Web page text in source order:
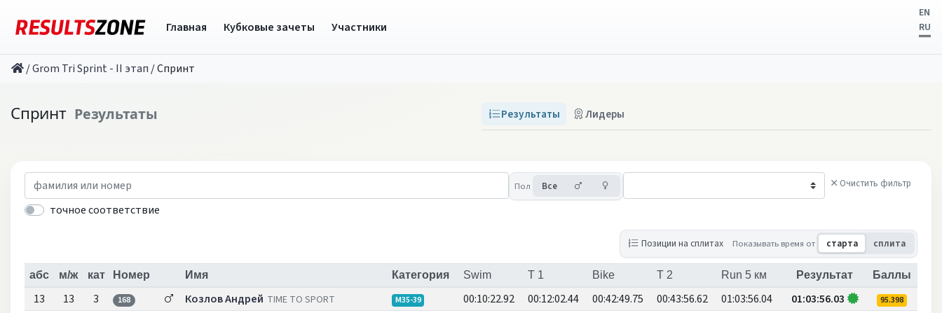
Главная Кубковые зачеты Участники
EN
RU
/Grom Tri Sprint - II этап /Спринт
Спринт Результаты Результаты Лидеры
точное соответствие
Пол Все Мужчины Очистить фильтр
Позиции на сплитах Показывать время от старта сплита
абс м/ж кат Номер Имя Категория Swim T 1 Bike T 2 Run 5 км Результат Баллы
13 13 3 168 Козлов Андрей TIME TO SPORT M35-39 00:10:22.92 00:12:02.44 00:42:49.75 00:43:56.62 01:03:56.04 01:03:56.03 95.398